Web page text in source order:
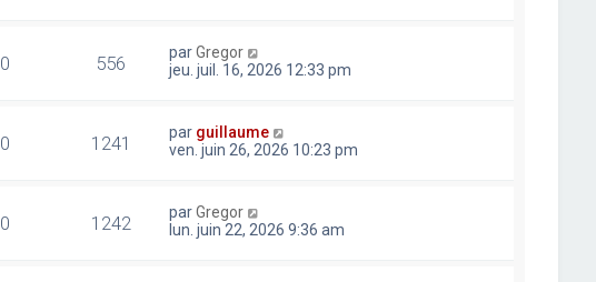
0 556 parGregor
jeu. juil. 16, 2026 12:33 pm
0 1241 par guillaume
ven. juin 26, 2026 10:23 pm
0 1242 parGregor
lun. juin 22, 2026 9:36 am